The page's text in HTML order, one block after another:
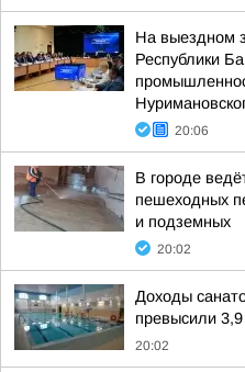
На выездном
Республики
20:06
В городе
пешеходных
и подземных
20:02
Доходы
превысили
20:02